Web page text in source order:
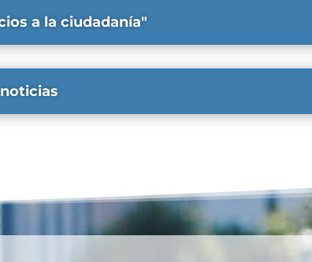
a la ciudadanía"